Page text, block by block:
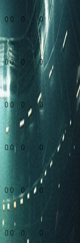
0:0 0 0
0:0 0 0
0:0 0 0
0:0 0 0
0:0 0 0
0:0 0 0